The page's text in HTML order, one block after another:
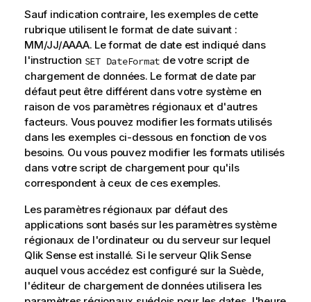
Sauf indication contraire, les exemples de cette
rubrique utilisent le format de date suivant :
MM/JJ/AAAA. Le format de date est indiqué dans
l'instruction SET DateFormat de votre script de
chargement de données. Le format de date par
défaut peut être différent dans votre système en
raison de vos paramètres régionaux et d'autres
facteurs. Vous pouvez modifier les formats utilisés
dans les exemples ci-dessous en fonction de vos
besoins. Ou vous pouvez modifier les formats utilisés
dans votre script de chargement pour qu'ils
correspondent à ceux de ces exemples.
Les paramètres régionaux par défaut des
applications sont basés sur les paramètres système
régionaux de l'ordinateur ou du serveur sur lequel
Qlik Senseest installé. Si le serveur Qlik Sense
auquel vous accédez est configuré sur la Suède,
l'éditeur de chargement de données utilisera les